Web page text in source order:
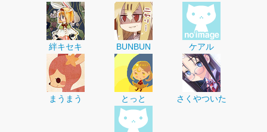
絆キセキ BUNBUN ケアル
まうまう とっと さくやついた